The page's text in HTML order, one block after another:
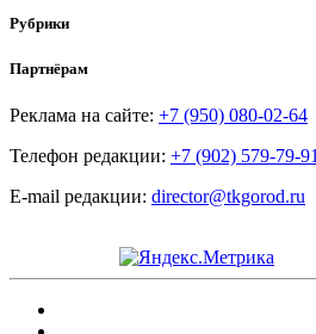
Рубрики
Партнёрам
Реклама на сайте: +7 (950) 080-02-64
Телефон редакции: +7 (902) 579-79-91
E-mail редакции: director@tkgorod.ru